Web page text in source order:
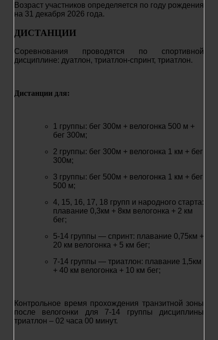
Возраст участников определяется по году рождения
на 31 декабря 2026 года.
ДИСТАНЦИИ
Соревнования проводятся по спортивной
дисциплине: дуатлон, триатлон-спринт, триатлон.
Дистанции для:
1 группы: бег 300м + велогонка 500 м +
бег 300м;
2 группы: бег 300м + велогонка 1 км + бег
300м;
3 группы: бег 500м + велогонка 1 км + бег
500 м;
4, 15, 16, 17, 18 групп и народного старта:
плавание 0,3км + 8км велогонка + 2 км
бег;
5-14 группы — спринт: плавание 0,75км +
20 км велогонка + 5 км бег;
7-14 группы — триатлон: плавание 1,5км
+ 40 км велогонка + 10 км бег;
Контрольное время прохождения транзитной зоны
после велогонки для 7-14 группы дисциплины
триатлон – 02 часа 00 минут.